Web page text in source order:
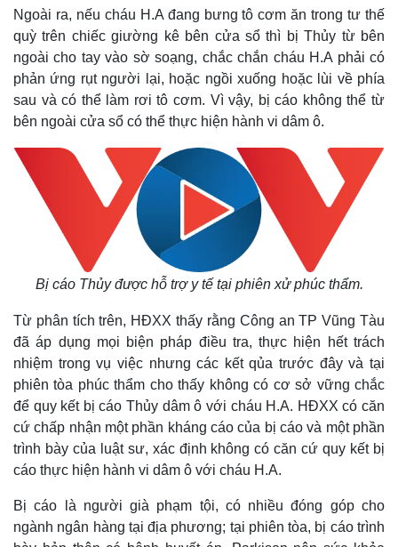
Kinh tế
Bất động sản
Khởi nghiệp
Thị trường
Giá vàng
Tiêu dùng
Tỷ giá
Chứng khoán
Giá cà phê
Ngoài ra, nếu cháu H.A đang bưng tô cơm ăn trong tư thế
quỳ trên chiếc giường kê bên cửa sổ thì bị Thủy từ bên
ngoài cho tay vào sờ soạng, chắc chắn cháu H.A phải có
phản ứng rụt người lại, hoặc ngồi xuống hoặc lùi về phía
sau và có thể làm rơi tô cơm. Vì vậy, bị cáo không thể từ
bên ngoài cửa sổ có thể thực hiện hành vi dâm ô.
Bị cáo Thủy được hỗ trợ y tế tại phiên xử phúc thẩm.
Từ phân tích trên, HĐXX thấy rằng Công an TP Vũng Tàu
đã áp dụng mọi biện pháp điều tra, thực hiện hết trách
nhiệm trong vụ việc nhưng các kết qủa trước đây và tại
phiên tòa phúc thẩm cho thấy không có cơ sở vững chắc
để quy kết bị cáo Thủy dâm ô với cháu H.A. HĐXX có căn
cứ chấp nhận một phần kháng cáo của bị cáo và một phần
trình bày của luật sư, xác định không có căn cứ quy kết bị
cáo thực hiện hành vi dâm ô với cháu H.A.
Bị cáo là người già phạm tội, có nhiều đóng góp cho
ngành ngân hàng tại địa phương; tại phiên tòa, bị cáo trình